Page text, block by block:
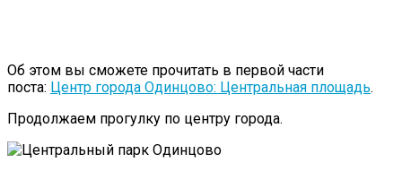
Об этом вы сможете прочитать в первой части
поста: Центр города Одинцово: Центральная площадь.
Продолжаем прогулку по центру города.